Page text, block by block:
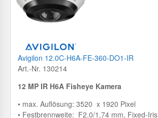
Avigilon 12.0C-H6A-FE-360-DO1-IR
Art.-Nr. 130214
12 MP IR H6A Fisheye Kamera
• max. Auflösung: 3520 x 1920 Pixel
• Festbrennweite: F2.0/1,74 mm, Fixed-Iris